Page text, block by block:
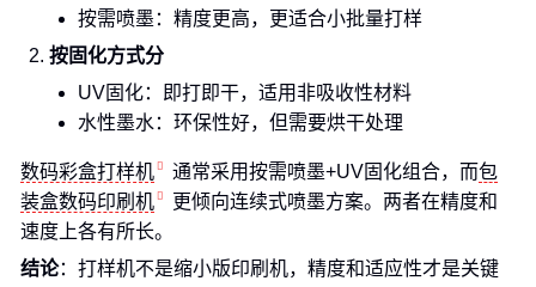
按需喷墨：精度更高，更适合小批量打样
按固化方式分
UV固化：即打即干，适用非吸收性材料
水性墨水：环保性好，但需要烘干处理
数码彩盒打样机 通常采用按需喷墨+UV固化组合，而包
装盒数码印刷机
更倾向连续式喷墨方案。两者在精度和
速度上各有所长。
结论：打样机不是缩小版印刷机，精度和适应性才是关键